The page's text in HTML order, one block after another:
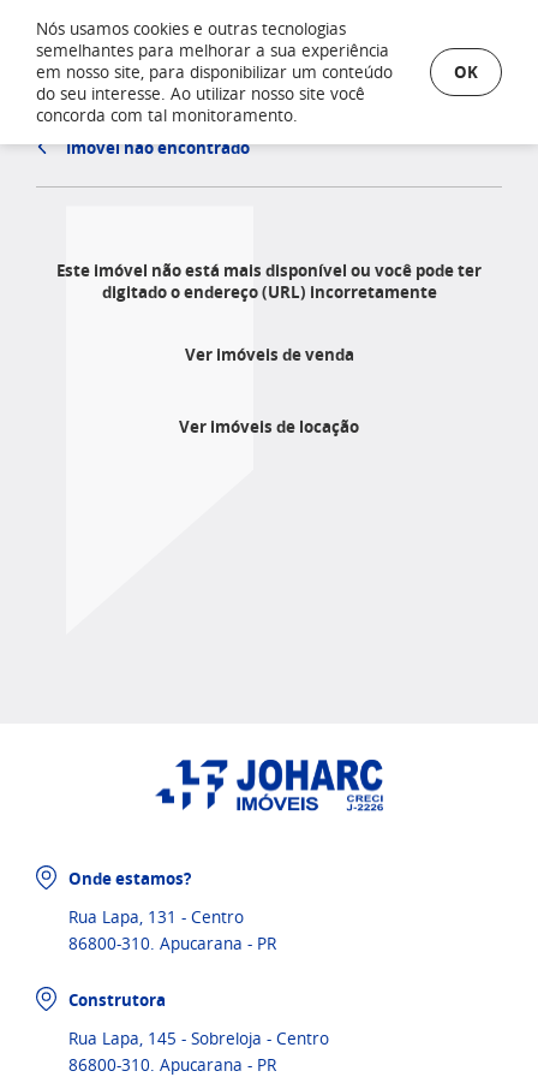
Imóvel não encontrado
Este imóvel não está mais disponível ou você pode ter
digitado o endereço (URL) incorretamente
Ver imóveis de venda
Ver imóveis de locação
Onde estamos?
Rua Lapa, 131 - Centro
86800-310. Apucarana - PR
Construtora
Rua Lapa, 145 - Sobreloja - Centro
86800-310. Apucarana - PR
Nós usamos cookies e outras tecnologias
semelhantes para melhorar a sua experiência
em nosso site, para disponibilizar um conteúdo
do seu interesse. Ao utilizar nosso site você
concorda com tal monitoramento.
OK